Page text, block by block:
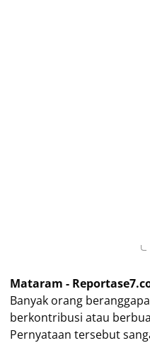
Mataram -
Banyak orang
berkontribusi atau
Pernyataan tersebut